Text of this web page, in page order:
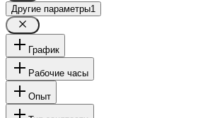
Другие параметры1
График
Рабочие часы
Опыт